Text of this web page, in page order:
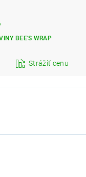
BEE'S WRAP
Strážiť cenu